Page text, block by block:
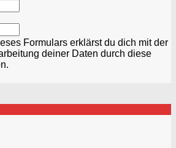
Formulars erklärst du dich mit der
deiner Daten durch diese